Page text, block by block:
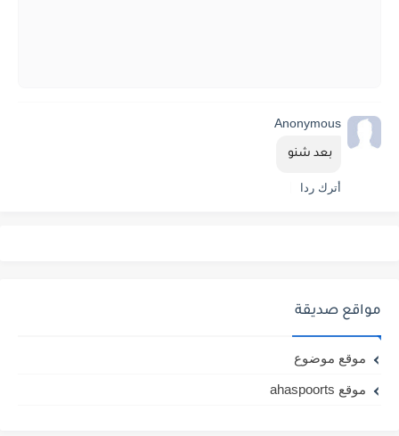
Anonymous
بعد شنو
أترك ردا
مواقع صديقة
موقع موضوع
موقع ahaspoorts